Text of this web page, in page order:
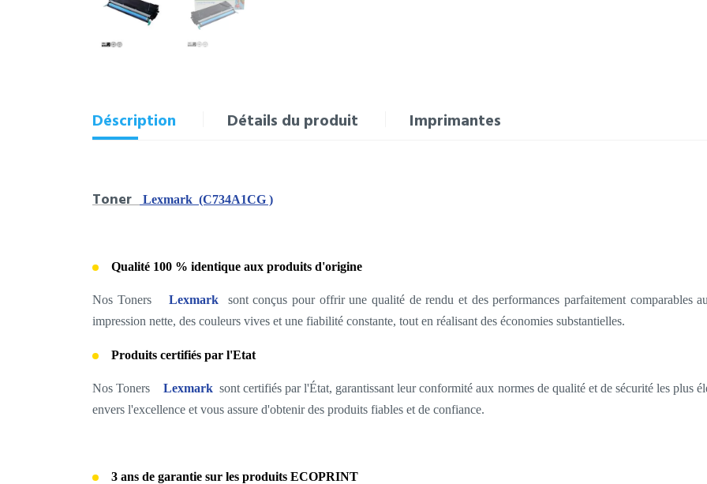
Déscription Détails du produit Imprimantes
Toner Lexmark (C734A1CG )
Qualité 100 % identique aux produits d'origine
Nos Toners Lexmark
sont conçus pour offrir une qualité de rendu et des performances parfaitement comparables
impression nette, des couleurs vives et une fiabilité constante, tout en réalisant des économies substantielles.
Produits certifiés par l'Etat
Nos Toners Lexmark sont certifiés par l'État, garantissant leur conformité aux normes de qualité et de sécurité les plus
envers l'excellence et vous assure d'obtenir des produits fiables et de confiance.
3 ans de garantie sur les produits ECOPRINT